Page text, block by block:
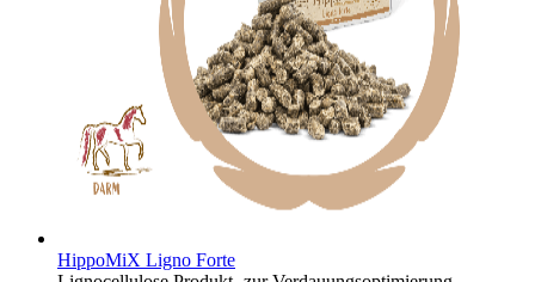
HippoMiX Ligno Forte